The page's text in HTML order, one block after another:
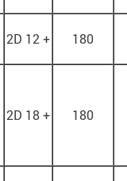
2D 12 + 180
2D 18 + 180